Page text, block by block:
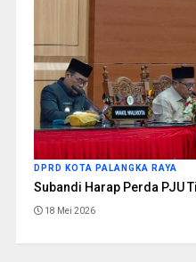
DPRD KOTA PALANGKA RAYA
Subandi Harap Perda PJU
18 Mei 2026